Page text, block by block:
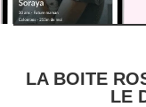
LA BOITE
LE